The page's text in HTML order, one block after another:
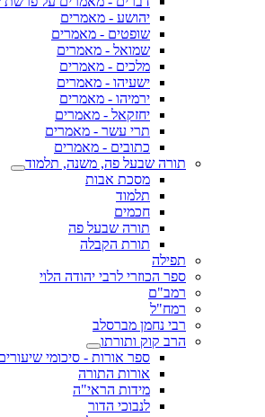
יהושע - מאמרים
שופטים - מאמרים
שמואל - מאמרים
מלכים - מאמרים
ישעיהו - מאמרים
ירמיהו - מאמרים
יחזקאל - מאמרים
תרי עשר - מאמרים
כתובים - מאמרים
תורה שבעל פה, משנה, תלמוד
מסכת אבות
תלמוד
חכמים
תורה שבעל פה
תורת הקבלה
תפילה
ספר הכוזרי לרבי יהודה הלוי
רמב"ם
רמח"ל
רבי נחמן מברסלב
הרב קוק ותורתו
ספר אורות - סיכומי
אורות התורה
מידות הראי"ה
לנבוכי הדור